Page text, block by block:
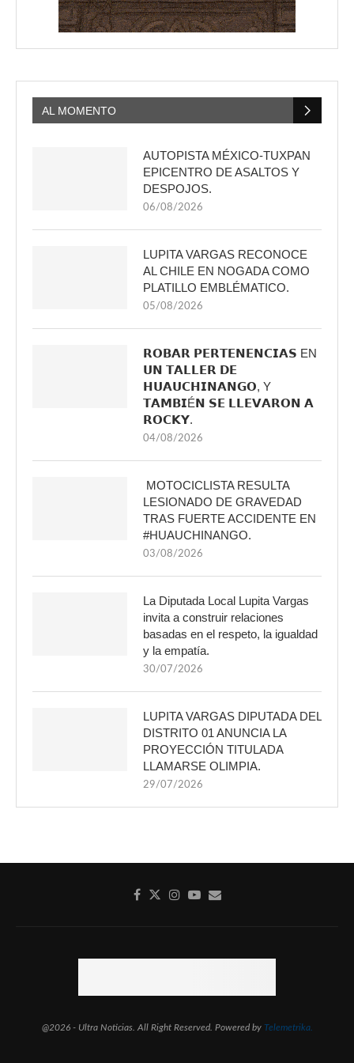
AL MOMENTO
AUTOPISTA MÉXICO-TUXPAN
EPICENTRO DE ASALTOS Y
DESPOJOS.
06/08/2026
LUPITA VARGAS RECONOCE
AL CHILE EN NOGADA COMO
PLATILLO EMBLÉMATICO.
05/08/2026
𝗥𝗢𝗕𝗔𝗥 𝗣𝗘𝗥𝗧𝗘𝗡𝗘𝗡𝗖𝗜𝗔𝗦 EN
𝗨𝗡 𝗧𝗔𝗟𝗟𝗘𝗥 𝗗𝗘
𝗛𝗨𝗔𝗨𝗖𝗛𝗜𝗡𝗔𝗡𝗚𝗢, Y
𝗧𝗔𝗠𝗕𝗜É𝗡 𝗦𝗘 𝗟𝗟𝗘𝗩𝗔𝗥𝗢𝗡 𝗔
𝗥𝗢𝗖𝗞𝗬.
04/08/2026
MOTOCICLISTA RESULTA
LESIONADO DE GRAVEDAD
TRAS FUERTE ACCIDENTE EN
#HUAUCHINANGO.
03/08/2026
La Diputada Local Lupita Vargas
invita a construir relaciones
basadas en el respeto, la igualdad
y la empatía.
30/07/2026
LUPITA VARGAS DIPUTADA DEL
DISTRITO 01 ANUNCIA LA
PROYECCIÓN TITULADA
LLAMARSE OLIMPIA.
29/07/2026
@2026 - Ultra Noticias. All Right Reserved. Powered by Telemetrika.